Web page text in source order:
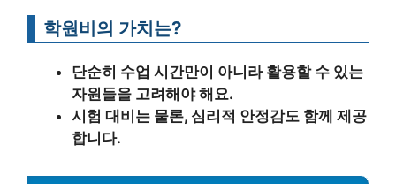
학원비의 가치는?
단순히 수업 시간만이 아니라 활용할 수 있는
자원들을 고려해야 해요.
시험 대비는 물론, 심리적 안정감도 함께 제공
합니다.